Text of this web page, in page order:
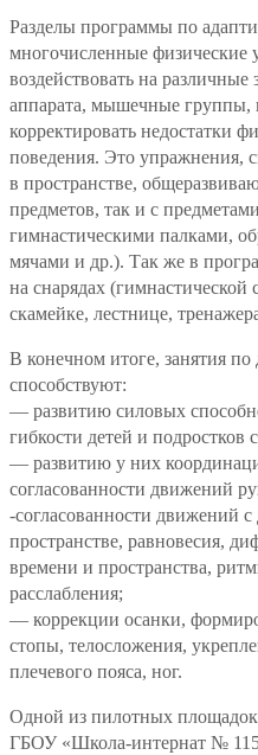
Разделы программы по
многочисленные
воздействовать на различные
аппарата, мышечные группы,
корректировать недостатки
поведения. Это упражнения,
в пространстве,
предметов, так и с
гимнастическими палками,
мячами и др.). Так же в
на снарядах (гимнастической
скамейке, лестнице,
В конечном итоге, занятия
способствуют:
— развитию силовых
гибкости детей и
— развитию у них
согласованности движений
-согласованности движений
пространстве, равновесия,
времени и пространства,
расслабления;
— коррекции осанки,
стопы, телосложения,
плечевого пояса, ног.
Одной из пилотных площадок
ГБОУ «Школа-интернат №